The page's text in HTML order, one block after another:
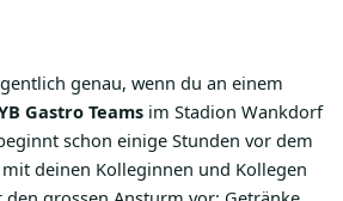
genau, wenn du an einem
Gastro Teams im Stadion Wankdorf
schon einige Stunden vor dem
deinen Kolleginnen und Kollegen